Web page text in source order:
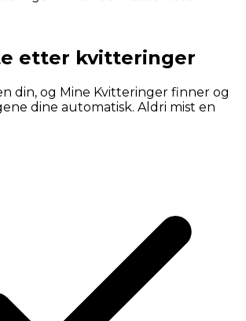
etter kvitteringer
din, og Mine Kvitteringer finner og
dine automatisk. Aldri mist en